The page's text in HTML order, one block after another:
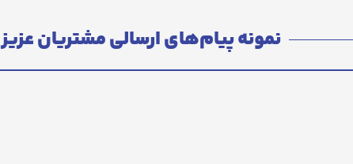
نمونه پیام‌های ارسالی مشتریان عزیز